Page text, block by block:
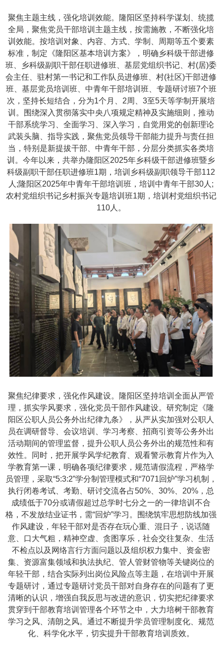
聚焦主题主线，强化培训效能。隆阳区坚持科学谋划、统揽
全局，聚焦党员干部培训主题主线，按需施教，不断强化培
训效能。按培训对象、内容、方式、学制、周期等五个要素
标准，制定《隆阳区基本培训方案》，明确乡科级干部进修
班、乡科级副职干部任职进修班、基层党组织书记、村(居)委
会主任、驻村第一书记和工作队员进修班、村(社区)干部进修
班、基层党员培训班、中青年干部培训班、专题研讨班7个班
次，坚持长短结合，分为1个月、2周、3至5天等学制开展培
训。围绕深入贯彻落实中央八项规定精神及实施细则，推动
干部系统学习、全面学习、深入学习，自觉用党的创新理论
武装头脑、指导实践，聚焦党员领导干部能力提升与责任担
当，特别是新提拔干部、中青年干部，分层分类抓实各类培
训。今年以来，共举办隆阳区2025年乡科级干部进修班暨乡
科级副职干部任职进修班1期，培训乡科级副职领导干部112
人;隆阳区2025年中青年干部培训班，培训中青年干部30人;
农村党组织书记乡村振兴专题培训班1期，培训村党组织书记
110人。
聚焦纪律要求，强化作风建设。隆阳区坚持培训全面从严管
理，抓实学风要求，强化党员干部作风建设。研究制定《隆
阳区公职人员公务外出纪律九条》，从严从实加强对公职人
员在调研督导、会议培训、学习考察、招商引资等公务外出
活动期间的管理监督，提升公职人员公务外出的规范性和有
效性。同时，把开展学风学纪教育、观看警示教育片作为入
学教育第一课，明确各项纪律要求，规范请假流程，严格学
员管理，采取“5:3:2”学分制管理模式和“7071回炉”学习机制，
执行闭卷考试、考勤、研讨交流各占50%、30%、20%，总
成绩低于70分或请假超过总学时七分之一的一律培训不合
格，不发放结业证书，需“回炉”学习。围绕筑牢思想防线加强
作风建设，年轻干部对是否存在玩心重、混日子，说话随
意、口大气粗，精神空虚、贪图享乐，社会交往复杂、生活
不检点以及网络言行方面问题以及组织权力集中、资金密
集、资源富集领域和执法执纪、管人管财管物等关键岗位的
年轻干部，结合实际列出岗位风险点等主题，在培训中开展
专题研讨，通过专题研讨党员干部对自身存在的问题有了更
清晰的认识，增强自我反思与改进的意识，切实把纪律要求
贯穿到干部教育培训管理各个环节之中，大力培树干部教育
学习之风、清朗之风。通过不断提升学员管理制度化、规范
化、科学化水平，切实提升干部教育培训质效。